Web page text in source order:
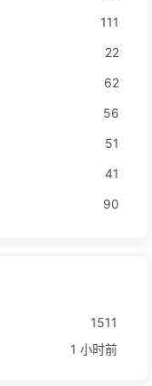
111
22
62
56
51
41
90
1511
1 小时前